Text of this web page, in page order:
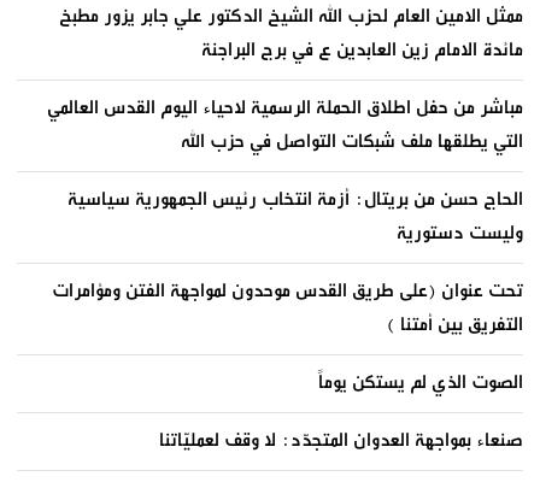
ممثل الامين العام لحزب الله الشيخ الدكتور علي جابر يزور مطبخ
مائدة الامام زين العابدين ع في برج البراجنة
مباشر من حفل اطلاق الحملة الرسمية لاحياء اليوم القدس العالمي
التي يطلقها ملف شبكات التواصل في حزب الله
الحاج حسن من بريتال: أزمة انتخاب رئيس الجمهورية سياسية
وليست دستورية
تحت عنوان (على طريق القدس موحدون لمواجهة الفتن ومؤامرات
التفريق بين أمتنا )
الصوت الذي لم يستكن يوماً
صنعاء بمواجهة العدوان المتجدّد: لا وقف لعمليّاتنا